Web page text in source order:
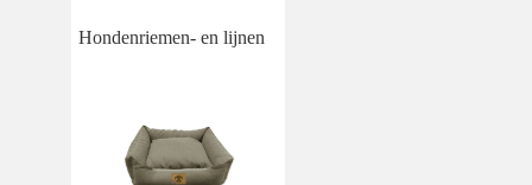
Hondenriemen- en lijnen